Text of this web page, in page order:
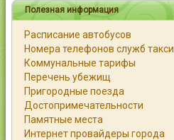
Город
Статьи
Каталог
Справочник
Работа
Полезная информация
Расписание автобусов
Номера телефонов служб такси
Коммунальные тарифы
Перечень убежищ
Пригородные поезда
Достопримечательности
Памятные места
Интернет провайдеры города